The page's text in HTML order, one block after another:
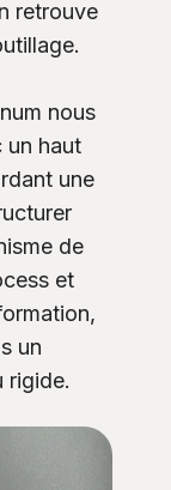
retrouve
nous
un haut
une
de
et
un
rigide.